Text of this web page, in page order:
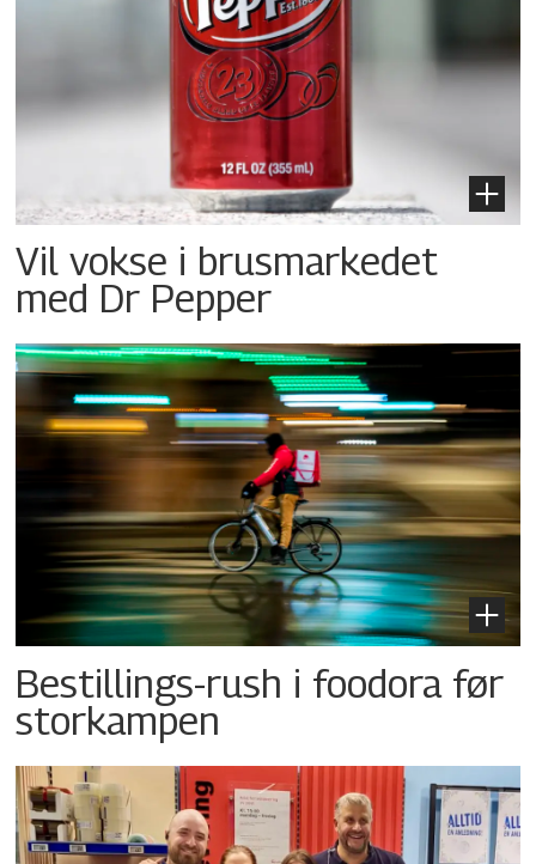
Vil vokse i brusmarkedet
med Dr Pepper
Bestillings-rush i foodora før
storkampen